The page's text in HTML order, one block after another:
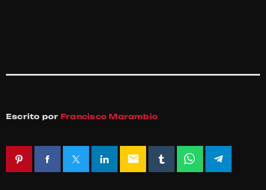
Escrito por Francisco Marambio
email